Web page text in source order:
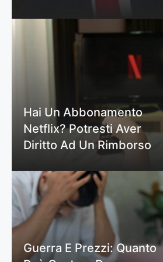
Hai Un Abbonamento
Netflix? Potresti Aver
Diritto Ad Un Rimborso
Guerra E Prezzi: Quanto